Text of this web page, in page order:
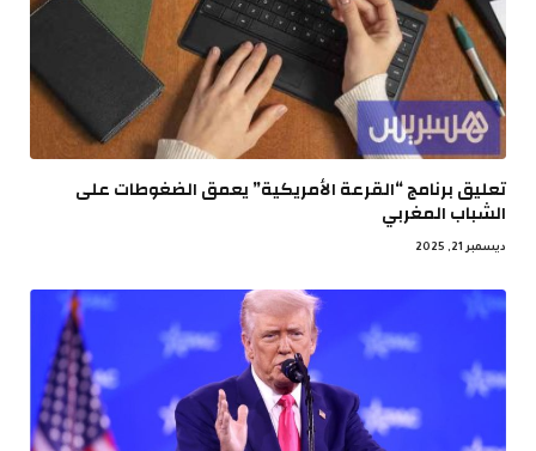
تعليق برنامج “القرعة الأمريكية” يعمق الضغوطات على
الشباب المغربي
ديسمبر 21, 2025